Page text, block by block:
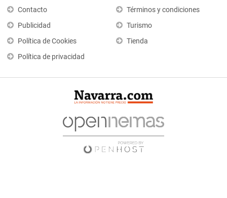
Contacto
Publicidad
Política de Cookies
Política de privacidad
Términos y condiciones
Turismo
Tienda